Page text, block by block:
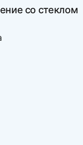
со стеклом